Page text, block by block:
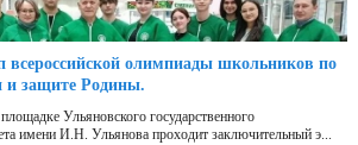
всероссийской олимпиады школьников по
и защите Родины.
Ульяновского государственного
имени И.Н. Ульянова проходит заключительный э...